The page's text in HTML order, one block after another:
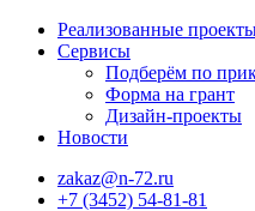
Реализованные
Сервисы
Подберём по
Форма на грант
Дизайн-проекты
Новости
zakaz@n-72.ru
+7 (3452) 54-81-81